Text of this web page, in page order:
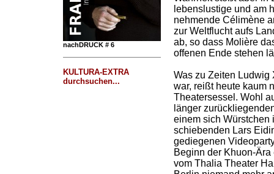
nachDRUCK # 6
KULTURA-EXTRA
durchsuchen...
lebenslustige und am
nehmende Célimène
zur Weltflucht aufs
ab, so dass Molière
offenen Ende stehen
Was zu Zeiten Ludwig
war, reißt heute kaum
Theatersessel. Wohl
länger
einem sich Würstchen
schiebenden Lars
gediegenen
Beginn der Khuon-
vom Thalia Theater